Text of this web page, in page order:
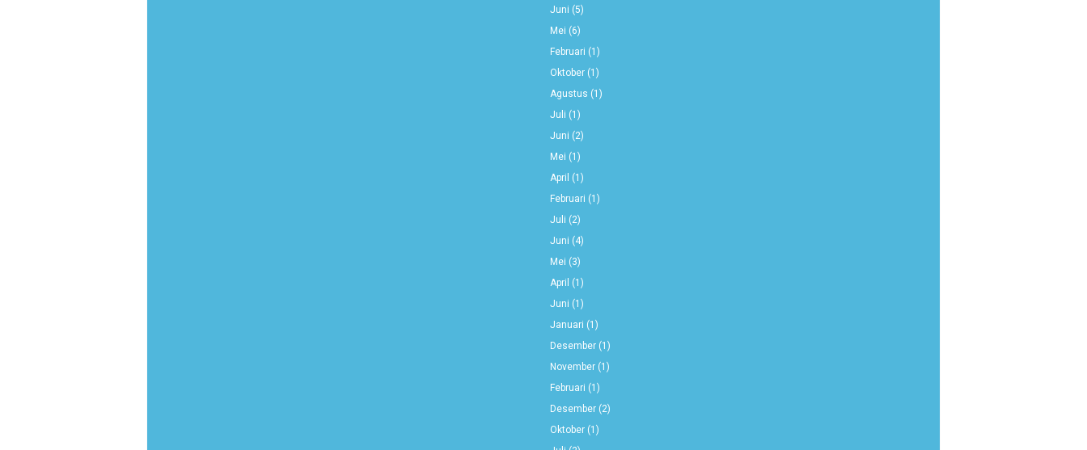
Juni (5)
Mei (6)
Februari (1)
Oktober(1)
Agustus (1)
Juli (1)
Juni (2)
Mei (1)
April (1)
Februari (1)
Juli (2)
Juni (4)
Mei (3)
April (1)
Juni (1)
Januari (1)
Desember(1)
November(1)
Februari (1)
Desember(2)
Oktober(1)